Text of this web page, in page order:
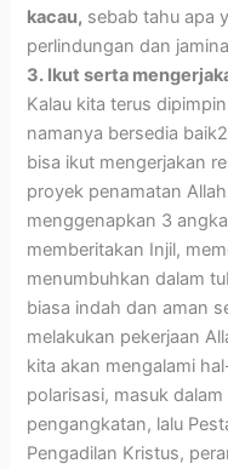
kacau, sebab tahu apa
perlindungan dan
3. Ikut serta
Kalau kita terus
namanya bersedia
bisa ikut mengerjakan
proyek penamatan
menggenapkan 3
memberitakan Injil,
menumbuhkan dalam
biasa indah dan aman
melakukan pekerjaan
kita akan mengalami
polarisasi, masuk
pengangkatan, lalu
Pengadilan Kristus,